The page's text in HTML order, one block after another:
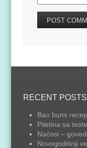
RECENT POSTS
Bao buns
Piletina sa
Naćosi –
Novogodišnji